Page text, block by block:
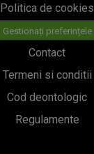
Politica de cookies
Gestionați preferințele
Contact
Termeni si conditii
Cod deontologic
Regulamente